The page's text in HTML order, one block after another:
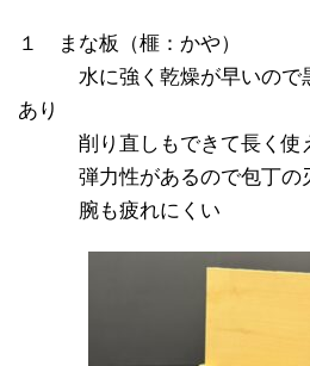
１ まな板（榧：かや）
水に強く乾燥が早いので
あり
削り直しもできて長く使
弾力性があるので包丁の
腕も疲れにくい